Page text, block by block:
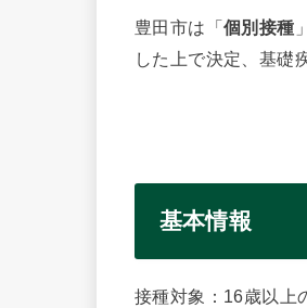
豊田市は「個別接種
した上で決定、基礎
基本情報
接種対象：16歳以上